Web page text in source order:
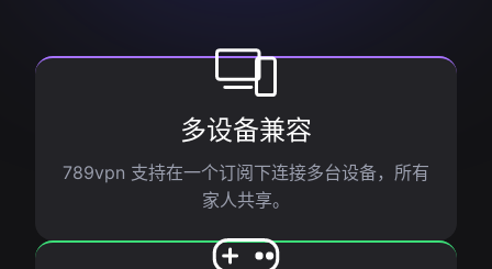
多设备兼容
789vpn 支持在一个订阅下连接多台设备，所有
家人共享。